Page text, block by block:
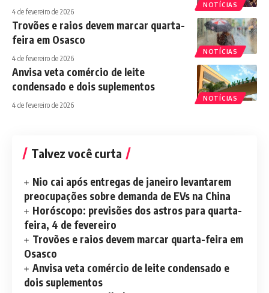
NOTÍCIAS
4 de fevereiro de 2026
NOTÍCIAS
Trovões e raios devem marcar quarta-
feira em Osasco
4 de fevereiro de 2026
NOTÍCIAS
Anvisa veta comércio de leite
condensado e dois suplementos
4 de fevereiro de 2026
Talvez você curta
Nio cai após entregas de janeiro levantarem
preocupações sobre demanda de EVs na China
Horóscopo: previsões dos astros para quarta-
feira, 4 de fevereiro
Trovões e raios devem marcar quarta-feira em
Osasco
Anvisa veta comércio de leite condensado e
dois suplementos